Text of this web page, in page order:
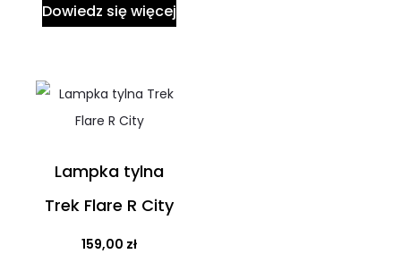
Dowiedz się więcej
Lampka tylna
Trek Flare R City
159,00 zł